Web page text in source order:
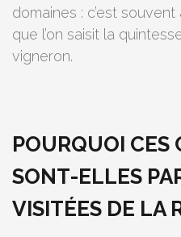
domaines : c’est
que l’on saisit la
vigneron.
POURQUOI CES
SONT-ELLES
VISITÉES DE LA